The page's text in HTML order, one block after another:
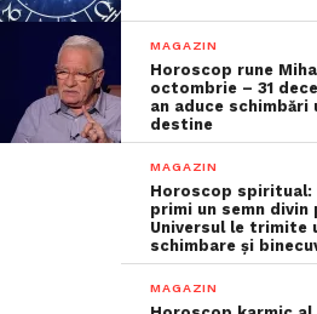
MAGAZIN
Horoscop rune
octombrie – 31
an aduce schimbări
destine
MAGAZIN
Horoscop
primi un semn divin
Universul le trimite
schimbare și
MAGAZIN